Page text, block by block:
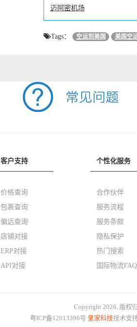
迈阿密机场
Tags： 空运到美国 美国空
客户支持
价格查询
包裹查询
偏远查询
店铺对接
ERP对接
API对接
个性化服务
合作伙伴
服务流程
服务条款
隐私保护
热门搜索
国际物流FAQ
Copyright 2026, 版权
粤ICP备12013396号 皇家科技技术支